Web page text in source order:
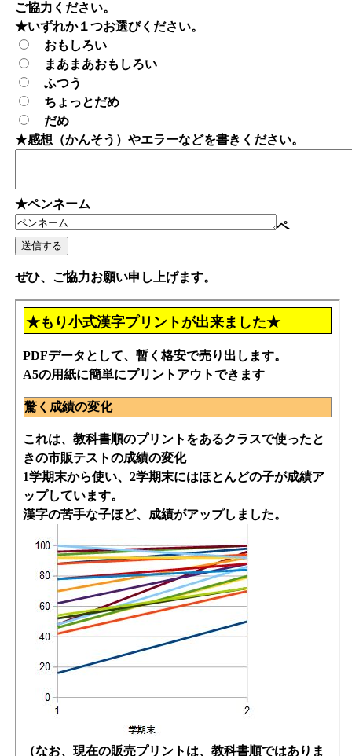
ご協力ください。
★いずれか１つお選びください。
おもしろい
まあまあおもしろい
ふつう
ちょっとだめ
だめ
★感想（かんそう）やエラーなどを書きください。
★ペンネーム
ペ
ぜひ、ご協力お願い申し上げます。